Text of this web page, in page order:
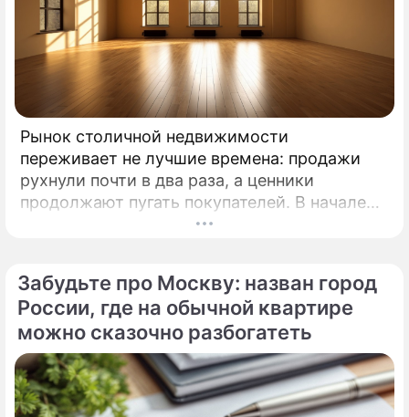
Рынок столичной недвижимости
переживает не лучшие времена: продажи
рухнули почти в два раза, а ценники
продолжают пугать покупателей. В начале
2026 года московские новостройки
Забудьте про Москву: назван город
России, где на обычной квартире
можно сказочно разбогатеть